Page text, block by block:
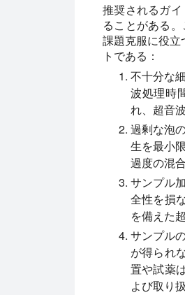
推奨されるガ
ることがある
課題克服に役
トである：
不十分な
波処理時
れ、超音
過剰な泡
生を最小
過度の混
サンプル
全性を損
を備えた
サンプル
が得られ
置や試薬
よび取り